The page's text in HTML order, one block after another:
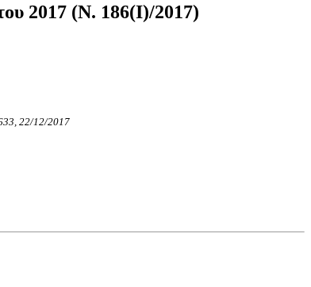
2017 (Ν. 186(I)/2017)
22/12/2017